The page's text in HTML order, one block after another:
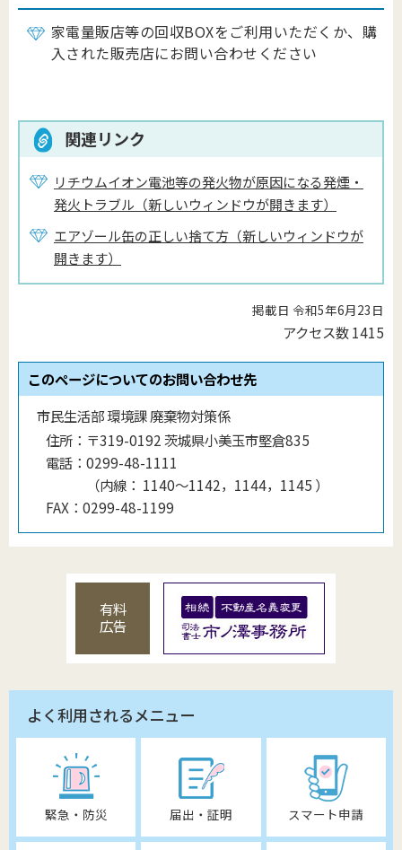
家電量販店等の回収BOXをご利用いただくか、購
入された販売店にお問い合わせください
関連リンク
リチウムイオン電池等の発火物が原因になる発煙・
発火トラブル（新しいウィンドウが開きます）
エアゾール缶の正しい捨て方（新しいウィンドウが
開きます）
掲載日 令和5年6月23日
アクセス数1415
このページについてのお問い合わせ先
市民生活部 環境課 廃棄物対策係
住所： 〒319-0192 茨城県小美玉市堅倉835
電話： 0299-48-1111
（内線 ： 1140〜1142，1144，1145 ）
FAX： 0299-48-1199
有料
広告
よく利用されるメニュー
緊急・防災 届出・証明 スマート申請